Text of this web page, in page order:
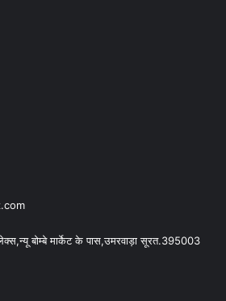
बोम्बे मार्केट के पास,उमरवाड़ा सूरत.395003